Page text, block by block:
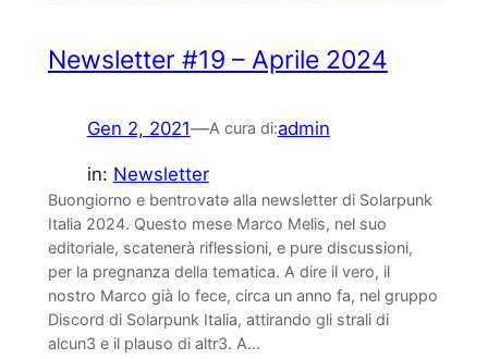
Newsletter #19 – Aprile 2024
Gen 2, 2021—A cura di:admin
in: Newsletter
Buongiorno e bentrovatə alla newsletter di Solarpunk
Italia 2024. Questo mese Marco Melis, nel suo
editoriale, scatenerà riflessioni, e pure discussioni,
per la pregnanza della tematica. A dire il vero, il
nostro Marco già lo fece, circa un anno fa, nel gruppo
Discord di Solarpunk Italia, attirando gli strali di
alcun3 e il plauso di altr3. A…